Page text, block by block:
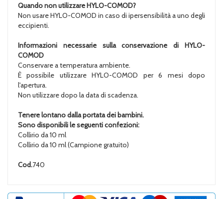
Quando non utilizzare HYLO-COMOD?
Non usare HYLO-COMOD in caso di ipersensibilità a uno degli
eccipienti.
Informazioni necessarie sulla conservazione di HYLO-
COMOD
Conservare a temperatura ambiente.
È possibile utilizzare HYLO-COMOD per 6 mesi dopo
l'apertura.
Non utilizzare dopo la data di scadenza.
Tenere lontano dalla portata dei bambini.
Sono disponibili le seguenti confezioni:
Collirio da 10 ml
Collirio da 10 ml (Campione gratuito)
Cod.740